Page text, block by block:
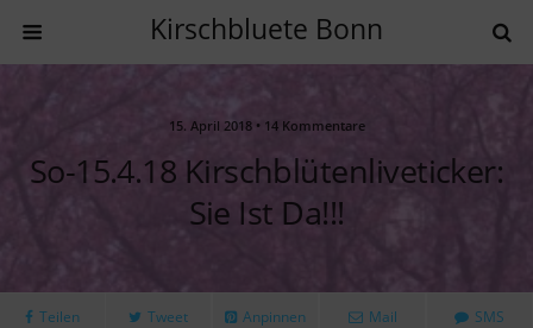
Kirschbluete Bonn
15. April 2018 • 14 Kommentare
So-15.4.18 Kirschblütenliveticker:
Sie Ist Da!!!
Teilen Tweet Anpinnen Mail SMS